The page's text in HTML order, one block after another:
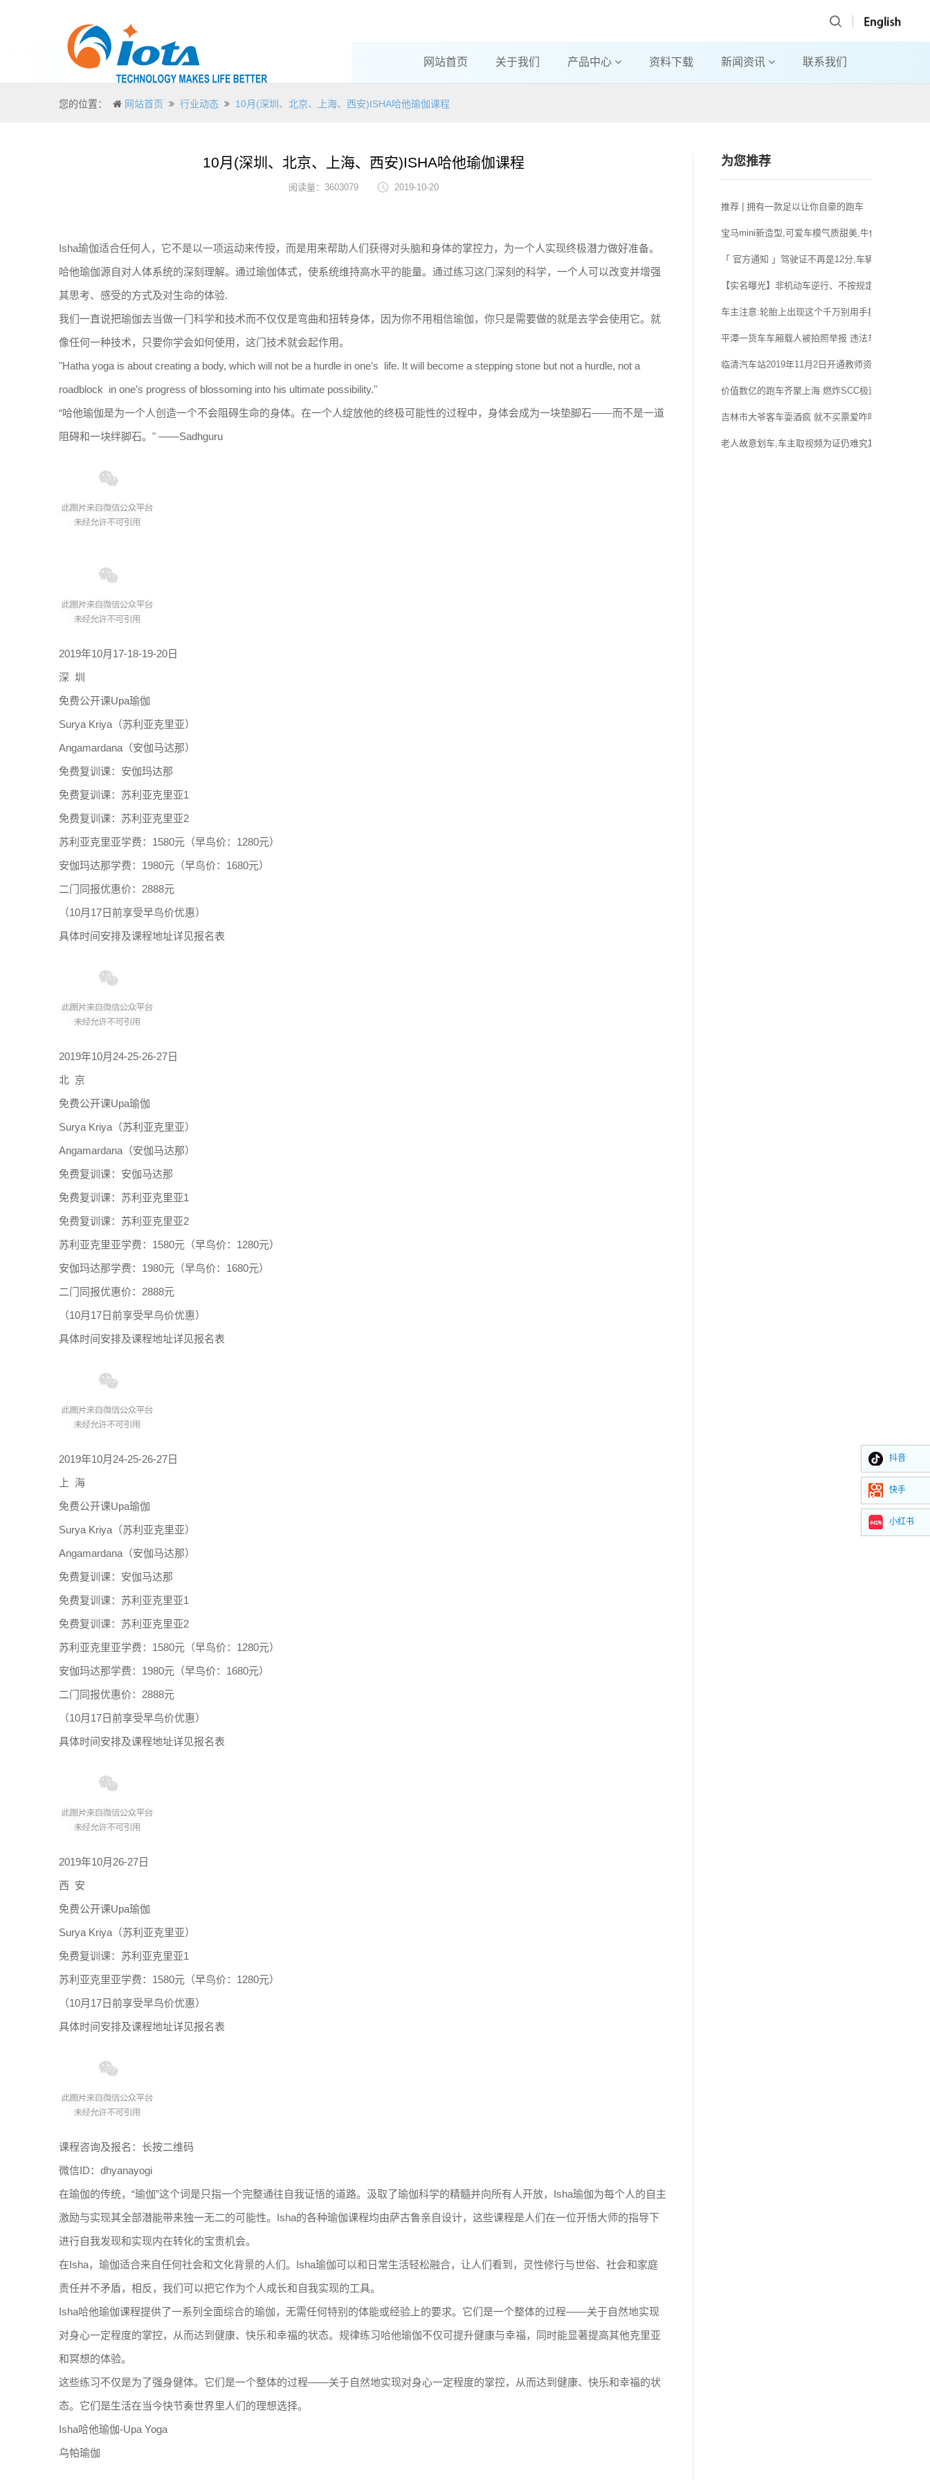
网站首页 关于我们 产品中心 资料下载 新闻资讯 联系我们
您的位置： 网站首页 行业动态 10月(深圳、北京、上海、西安)ISHA哈他瑜伽课程
10月(深圳、北京、上海、西安)ISHA哈他瑜伽课程
阅读量：3603079 2019-10-20
Isha瑜伽适合任何人，它不是以一项运动来传授，而是用来帮助人们获得对头脑和身体的掌控力，为一个人实现终极潜力做好准备。
哈他瑜伽源自对人体系统的深刻理解。通过瑜伽体式，使系统维持高水平的能量。通过练习这门深刻的科学，一个人可以改变并增强
其思考、感受的方式及对生命的体验.
我们一直说把瑜伽去当做一门科学和技术而不仅仅是弯曲和扭转身体，因为你不用相信瑜伽，你只是需要做的就是去学会使用它。就
像任何一种技术，只要你学会如何使用，这门技术就会起作用。
"Hatha yoga is about creating a body, which will not be a hurdle in one’s life. It will become a stepping stone but not a hurdle, not a
roadblock in one’s progress of blossoming into his ultimate possibility."
“哈他瑜伽是为一个人创造一个不会阻碍生命的身体。在一个人绽放他的终极可能性的过程中，身体会成为一块垫脚石——而不是一道
阻碍和一块绊脚石。" ——Sadhguru
2019年10月17-18-19-20日
深 圳
免费公开课Upa瑜伽
Surya Kriya（苏利亚克里亚）
Angamardana（安伽马达那）
免费复训课：安伽玛达那
免费复训课：苏利亚克里亚1
免费复训课：苏利亚克里亚2
苏利亚克里亚学费：1580元（早鸟价：1280元）
安伽玛达那学费：1980元（早鸟价：1680元）
二门同报优惠价：2888元
（10月17日前享受早鸟价优惠）
具体时间安排及课程地址详见报名表
2019年10月24-25-26-27日
北 京
免费公开课Upa瑜伽
Surya Kriya（苏利亚克里亚）
Angamardana（安伽马达那）
免费复训课：安伽马达那
免费复训课：苏利亚克里亚1
免费复训课：苏利亚克里亚2
苏利亚克里亚学费：1580元（早鸟价：1280元）
安伽玛达那学费：1980元（早鸟价：1680元）
二门同报优惠价：2888元
（10月17日前享受早鸟价优惠）
具体时间安排及课程地址详见报名表
2019年10月24-25-26-27日
上 海
免费公开课Upa瑜伽
Surya Kriya（苏利亚克里亚）
Angamardana（安伽马达那）
免费复训课：安伽马达那
免费复训课：苏利亚克里亚1
免费复训课：苏利亚克里亚2
苏利亚克里亚学费：1580元（早鸟价：1280元）
安伽玛达那学费：1980元（早鸟价：1680元）
二门同报优惠价：2888元
（10月17日前享受早鸟价优惠）
具体时间安排及课程地址详见报名表
2019年10月26-27日
西 安
免费公开课Upa瑜伽
Surya Kriya（苏利亚克里亚）
免费复训课：苏利亚克里亚1
苏利亚克里亚学费：1580元（早鸟价：1280元）
（10月17日前享受早鸟价优惠）
具体时间安排及课程地址详见报名表
课程咨询及报名：长按二维码
微信ID：dhyanayogi
在瑜伽的传统，“瑜伽”这个词是只指一个完整通往自我证悟的道路。汲取了瑜伽科学的精髓并向所有人开放，Isha瑜伽为每个人的自主
激励与实现其全部潜能带来独一无二的可能性。Isha的各种瑜伽课程均由萨古鲁亲自设计，这些课程是人们在一位开悟大师的指导下
进行自我发现和实现内在转化的宝贵机会。
在Isha，瑜伽适合来自任何社会和文化背景的人们。Isha瑜伽可以和日常生活轻松融合，让人们看到，灵性修行与世俗、社会和家庭
责任并不矛盾，相反，我们可以把它作为个人成长和自我实现的工具。
Isha哈他瑜伽课程提供了一系列全面综合的瑜伽，无需任何特别的体能或经验上的要求。它们是一个整体的过程——关于自然地实现
对身心一定程度的掌控，从而达到健康、快乐和幸福的状态。规律练习哈他瑜伽不仅可提升健康与幸福，同时能显著提高其他克里亚
和冥想的体验。
这些练习不仅是为了强身健体。它们是一个整体的过程——关于自然地实现对身心一定程度的掌控，从而达到健康、快乐和幸福的状
态。它们是生活在当今快节奏世界里人们的理想选择。
Isha哈他瑜伽-Upa Yoga
乌帕瑜伽
为您推荐
推荐 | 拥有一款足以让你自豪的跑车
宝马mini新造型,可爱车模气质甜美,牛仔短裤显身材
「 官方通知 」驾驶证不再是12分,车辆不再“年检
【实名曝光】非机动车逆行、不按规定车道行驶违
车主注意:轮胎上出现这个千万别用手摸!
平潭一货车车厢载人被拍照举报 违法车牌同曝光并
临清汽车站2019年11月2日开通教师资格证考场直通
价值数亿的跑车齐聚上海 燃炸SCC极速赛道嘉年华
吉林市大爷客车耍酒疯 就不买票爱咋咋地 谁也别想
老人故意划车,车主取视频为证仍难究其责任!应该怎
抖音
快手
小红书